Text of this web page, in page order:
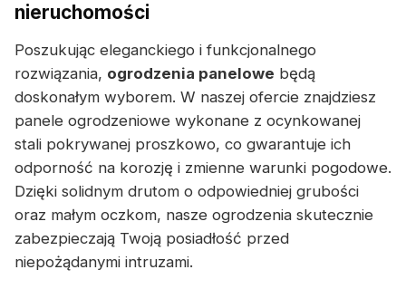
nieruchomości
Poszukując eleganckiego i funkcjonalnego
rozwiązania, ogrodzenia panelowe będą
doskonałym wyborem. W naszej ofercie znajdziesz
panele ogrodzeniowe wykonane z ocynkowanej
stali pokrywanej proszkowo, co gwarantuje ich
odporność na korozję i zmienne warunki pogodowe.
Dzięki solidnym drutom o odpowiedniej grubości
oraz małym oczkom, nasze ogrodzenia skutecznie
zabezpieczają Twoją posiadłość przed
niepożądanymi intruzami.